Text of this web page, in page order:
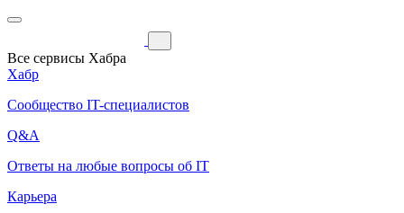
Все сервисы Хабра
Хабр
Сообщество IT-специалистов
Q&A
Ответы на любые вопросы об IT
Карьера